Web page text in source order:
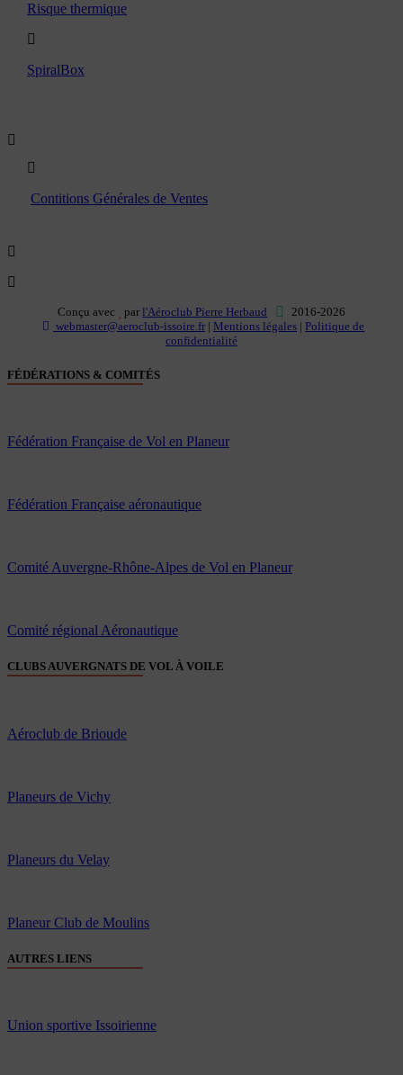
Risque thermique
SpiralBox
Contitions Générales de Ventes
Conçu avec par l'Aéroclub Pierre Herbaud
2016-2026
webmaster@aeroclub-issoire.fr | Mentions légales | Politique de
confidentialité
FÉDÉRATIONS & COMITÉS
Fédération Française de Vol en Planeur
Fédération Française aéronautique
Comité Auvergne-Rhône-Alpes de Vol en Planeur
Comité régional Aéronautique
CLUBS AUVERGNATS DE VOL À VOILE
Aéroclub de Brioude
Planeurs de Vichy
Planeurs du Velay
Planeur Club de Moulins
AUTRES LIENS
Union sportive Issoirienne